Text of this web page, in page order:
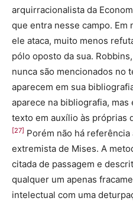
arquirracionalista da
que entra nesse campo.
ele ataca, muito menos
pólo oposto da sua.
nunca são mencionados no
aparecem em sua
aparece na bibliografia,
texto em auxílio às próprias
[27] Porém não há
extremista de Mises. A
citada de passagem e
qualquer um apenas
intelectual com uma